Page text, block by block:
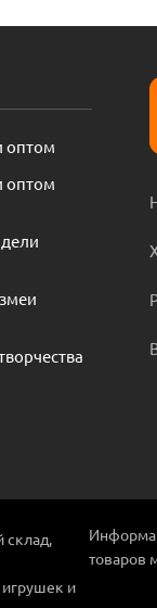
оптом
оптом
склад,
и
товаров